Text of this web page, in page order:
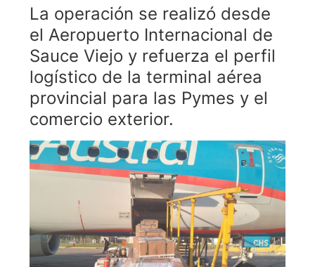
La operación se realizó desde
el Aeropuerto Internacional de
Sauce Viejo y refuerza el perfil
logístico de la terminal aérea
provincial para las Pymes y el
comercio exterior.